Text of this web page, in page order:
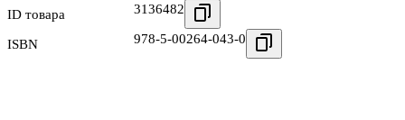
ID товара
3136482
ISBN 978-5-00264-043-0